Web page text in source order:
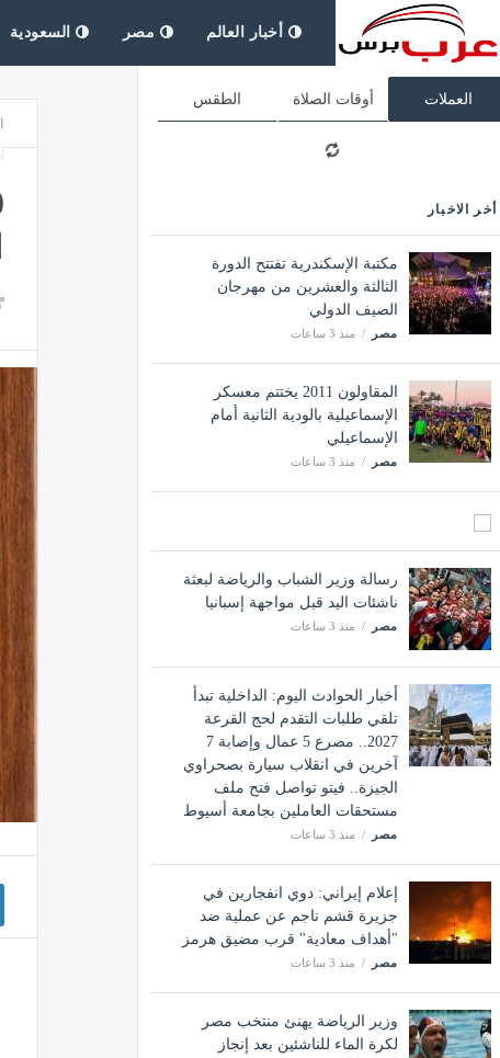
أخبار العالم مصر السعودية
العملات أوقات الصلاة الطقس
أخر الاخبار
مكتبة الإسكندرية تفتتح الدورة
الثالثة والعشرين من مهرجان
الصيف الدولي
مصر منذ 3 ساعات
‏المقاولون 2011 يختتم معسكر
الإسماعيلية بالودية الثانية أمام
الإسماعيلي
مصر منذ 3 ساعات
رسالة وزير الشباب والرياضة لبعثة
ناشئات اليد قبل مواجهة إسبانيا
مصر منذ 3 ساعات
أخبار الحوادث اليوم: الداخلية تبدأ
تلقي طلبات التقدم لحج القرعة
2027.. مصرع 5 عمال وإصابة 7
آخرين في انقلاب سيارة بصحراوي
الجيزة.. فيتو تواصل فتح ملف
مستحقات العاملين بجامعة أسيوط
مصر منذ 3 ساعات
إعلام إيراني: دوي انفجارين في
جزيرة قشم ناجم عن عملية ضد
"أهداف معادية" قرب مضيق هرمز
مصر منذ 3 ساعات
وزير الرياضة يهنئ منتخب مصر
لكرة الماء للناشئين بعد إنجاز